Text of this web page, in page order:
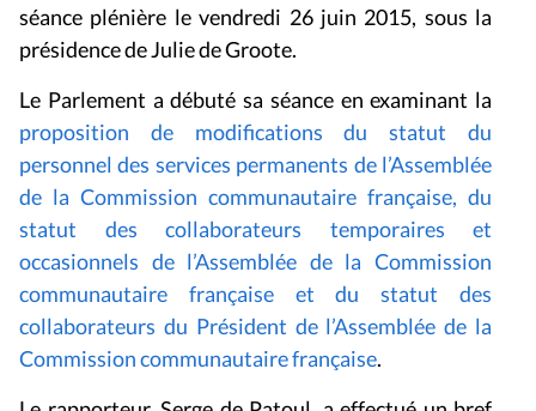
séance plénière le vendredi 26 juin 2015, sous la
présidence de Julie de Groote.
Le Parlement a débuté sa séance en examinant la
proposition de modifications du statut du
personnel des services permanents de l’Assemblée
de la Commission communautaire française, du
statut des collaborateurs temporaires et
occasionnels de l’Assemblée de la Commission
communautaire française et du statut des
collaborateurs du Président de l’Assemblée de la
Commission communautaire française.